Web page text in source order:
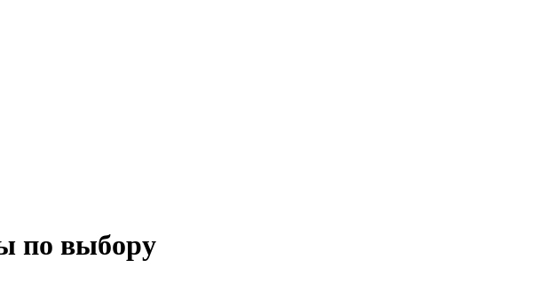
по выбору